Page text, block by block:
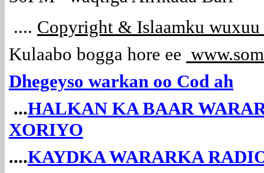
.... Copyright & Islaamku
Kulaabo bogga hore ee
Dhegeyso warkan oo Cod ah
...HALKAN KA BAAR
XORIYO
....KAYDKA WARARKA